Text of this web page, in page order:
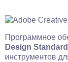
Программное
Design Standard
инструментов